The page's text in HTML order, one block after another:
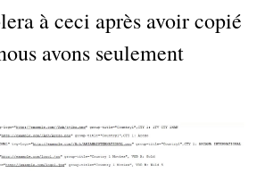
à ceci après avoir copié
avons seulement